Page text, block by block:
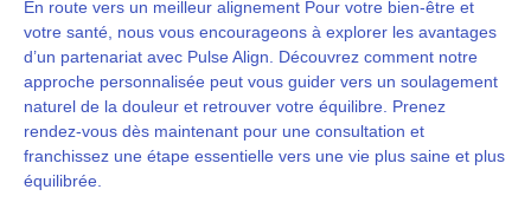
En route vers un meilleur alignement Pour votre bien-être et
votre santé, nous vous encourageons à explorer les avantages
d’un partenariat avec Pulse Align. Découvrez comment notre
approche personnalisée peut vous guider vers un soulagement
naturel de la douleur et retrouver votre équilibre. Prenez
rendez-vous dès maintenant pour une consultation et
franchissez une étape essentielle vers une vie plus saine et plus
équilibrée.